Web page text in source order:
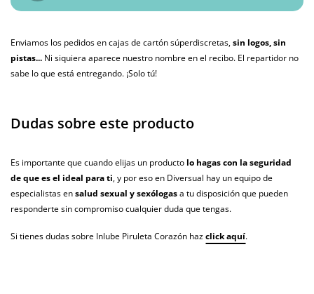
Enviamos los pedidos en cajas de cartón súperdiscretas,sin logos, sin
pistas... Ni siquiera aparece nuestro nombre en el recibo. El repartidor no
sabe lo que está entregando. ¡Solo tú!
Dudas sobre este producto
Es importante que cuando elijas un producto lo hagas con la seguridad
de que es el ideal para ti, y por eso en Diversual hay un equipo de
especialistas ensalud sexual y sexólogasa tu disposición que pueden
responderte sin compromiso cualquier duda que tengas.
Si tienes dudas sobre Inlube Piruleta Corazón hazclick aquí.